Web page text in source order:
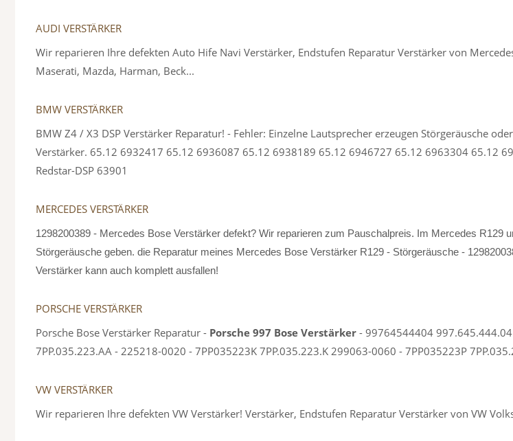
AUDI VERSTÄRKER
Wir reparieren Ihre defekten Auto Hife Navi Verstärker, Endstufen Reparatur Verstärker von
Maserati, Mazda, Harman, Beck...
BMW VERSTÄRKER
BMW Z4 / X3 DSP Verstärker Reparatur! - Fehler: Einzelne Lautsprecher erzeugen Störgeräusche
Verstärker. 65.12 6932417 65.12 6936087 65.12 6938189 65.12 6946727 65.12 6963304 65.12
Redstar-DSP 63901
MERCEDES VERSTÄRKER
1298200389 - Mercedes Bose Verstärker defekt? Wir reparieren zum Pauschalpreis. Im Mercedes
Störgeräusche geben. die Reparatur meines Mercedes Bose Verstärker R129 - Störgeräusche -
Verstärker kann auch komplett ausfallen!
PORSCHE VERSTÄRKER
Porsche Bose Verstärker Reparatur - Porsche 997 Bose Verstärker - 99764544404
7PP.035.223.AA - 225218-0020 - 7PP035223K 7PP.035.223.K 299063-0060 - 7PP035223P
VW VERSTÄRKER
Wir reparieren Ihre defekten VW Verstärker! Verstärker, Endstufen Reparatur Verstärker von VW